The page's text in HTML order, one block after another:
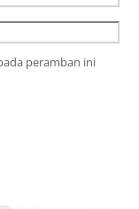
peramban ini